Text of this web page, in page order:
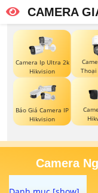
CAMERA
Camera Ip Ultra 2k
Hikvision
Thoại
Báo Giá Camera IP
Hikvision
Camera